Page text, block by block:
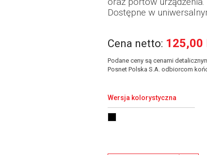
Dostępne w
Cena netto: 125,00
Podane ceny są cenami
Posnet Polska S.A. odbiorcom
Wersja kolorystyczna